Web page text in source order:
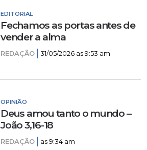
EDITORIAL
Fechamos as portas antes de
vender a alma
REDAÇÃO 31/05/2026 as 9:53 am
OPINIÃO
Deus amou tanto o mundo –
João 3,16-18
REDAÇÃO as 9:34 am